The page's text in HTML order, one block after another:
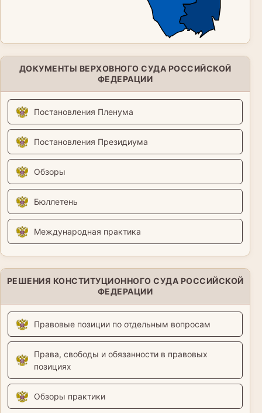
ДОКУМЕНТЫ ВЕРХОВНОГО СУДА РОССИЙСКОЙ
ФЕДЕРАЦИИ
Постановления Пленума
Постановления Президиума
Обзоры
Бюллетень
Международная практика
РЕШЕНИЯ КОНСТИТУЦИОННОГО СУДА РОССИЙСКОЙ
ФЕДЕРАЦИИ
Правовые позиции по отдельным вопросам
Права, свободы и обязанности в правовых
позициях
Обзоры практики